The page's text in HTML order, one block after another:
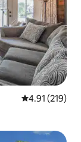
Meánrátáil
4.91 (219)